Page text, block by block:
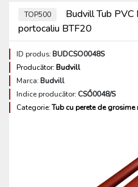
TOP500
Budvill Tub
portocaliu BTF20
ID produs:BUDCSO0048S
Producător:Budvill
Marca:Budvill
Indice producător: CSŐ0048/S
Categorie:Tub cu perete de grosime